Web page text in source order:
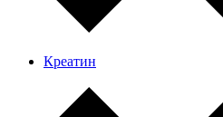
Креатин